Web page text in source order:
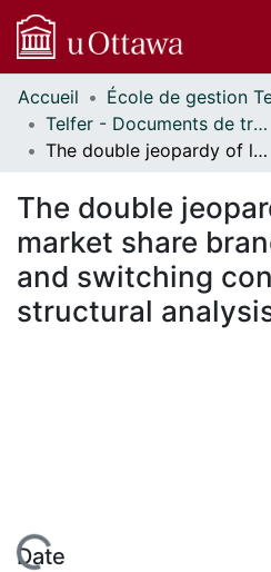
Communautés
et collections
Parcourir
À propos
Accueil
Telfer - Documents de travail // Telfer - Working Papers
The double jeopardy of low market share brands for loyal and switching consumers: a structural analysis
The double
market share
and switching
structural
Date